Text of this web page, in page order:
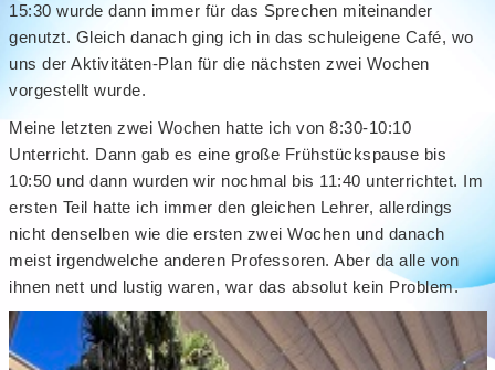
15:30 wurde dann immer für das Sprechen miteinander
genutzt. Gleich danach ging ich in das schuleigene Café, wo
uns der Aktivitäten-Plan für die nächsten zwei Wochen
vorgestellt wurde.
Meine letzten zwei Wochen hatte ich von 8:30-10:10
Unterricht. Dann gab es eine große Frühstückspause bis
10:50 und dann wurden wir nochmal bis 11:40 unterrichtet. Im
ersten Teil hatte ich immer den gleichen Lehrer, allerdings
nicht denselben wie die ersten zwei Wochen und danach
meist irgendwelche anderen Professoren. Aber da alle von
ihnen nett und lustig waren, war das absolut kein Problem.